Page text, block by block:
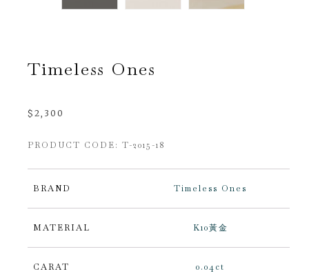
Timeless Ones
$ 2,300
PRODUCT CODE: T-2015-18
BRAND Timeless Ones
MATERIAL K10黃金
CARAT 0.04ct